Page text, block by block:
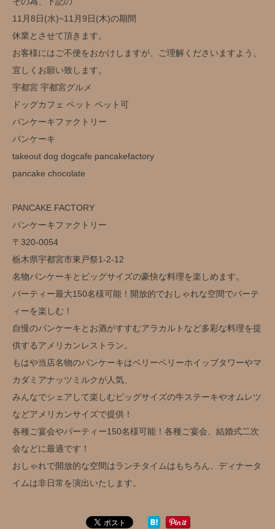
11月8日(水)~11月9日(木)の期間
休業とさせて頂きます。
お客様にはご不便をおかけしますが、ご理解くださいますよう、
宜しくお願い致します。
宇都宮 宇都宮グルメ
ドッグカフェ ペット ペット可
パンケーキファクトリー
パンケーキ
takeout dog dogcafe pancakefactory
pancake chocolate
PANCAKE FACTORY
パンケーキファクトリー
〒320-0054
栃木県宇都宮市東戸祭1-2-12
名物パンケーキとビッグサイズの豪快な料理を楽しめます。
パーティー最大150名様可能！開放的でおしゃれな空間でパーテ
ィーを楽しむ！
自慢のパンケーキとお酒がすすむアラカルトなど多彩な料理を提
供するアメリカンレストラン。
もはや当店名物のパンケーキはベリーベリーホイップタワーやマ
カダミアナッツミルクが人気、
みんなでシェアして楽しむビッグサイズの牛ステーキやオムレツ
などアメリカンサイズで提供！
各種ご宴会やパーティー150名様可能！各種ご宴会、結婚式二次
会などに最適です！
おしゃれで開放的な空間はランチタイムはもちろん、ディナータ
イムは非日常を演出いたします。